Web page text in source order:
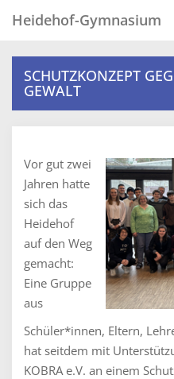
Heidehof-Gymnasium
SCHUTZKONZEPT
GEWALT
Vor gut zwei
Jahren hatte
sich das
Heidehof
auf den Weg
gemacht:
Eine Gruppe
aus
Schüler*innen, Eltern,
hat seitdem mit
KOBRA e.V. an einem